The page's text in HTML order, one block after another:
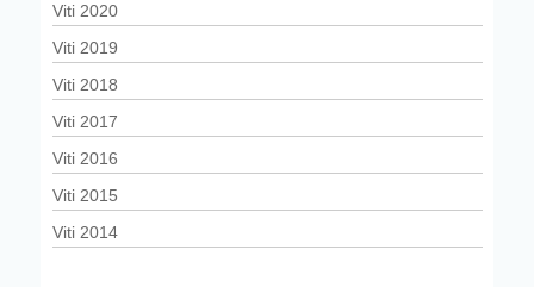
Viti 2020
Viti 2019
Viti 2018
Viti 2017
Viti 2016
Viti 2015
Viti 2014